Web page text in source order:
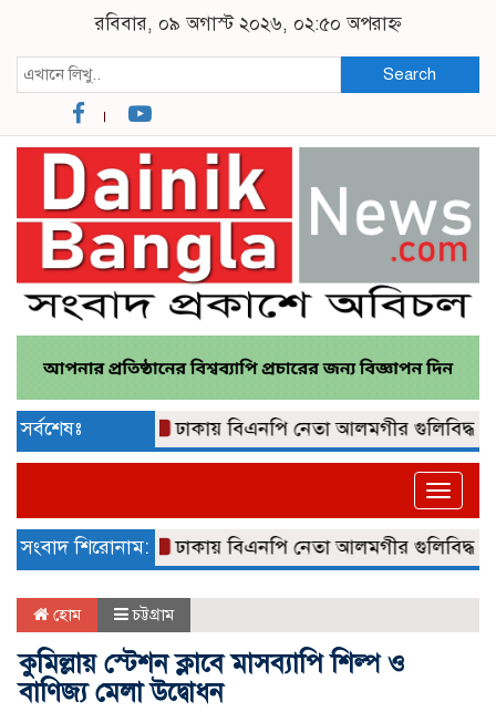
রবিবার, ০৯ অগাস্ট ২০২৬, ০২:৫০ অপরাহ্ন
Search
সর্বশেষঃ ঢাকায় বিএনপি নেতা আলমগীর গুলিবিদ্ধ
Toggle
সংবাদ শিরোনাম:ঢাকায় বিএনপি নেতা আলমগীর গুলিবিদ্ধ
হোম চট্টগ্রাম
কুমিল্লায় স্টেশন ক্লাবে মাসব্যাপি শিল্প ও
বাণিজ্য মেলা উদ্বোধন